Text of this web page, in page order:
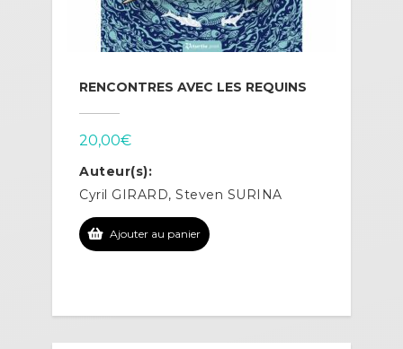
RENCONTRES AVEC LES REQUINS
20,00€
Auteur(s):
Cyril GIRARD, Steven SURINA
Ajouter au panier